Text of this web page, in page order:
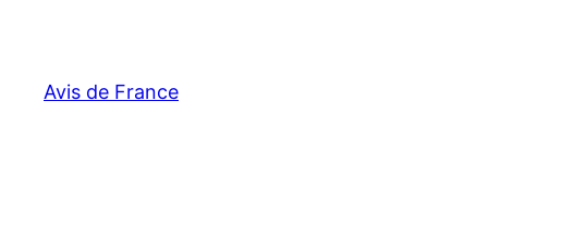
contenu
Avis de France